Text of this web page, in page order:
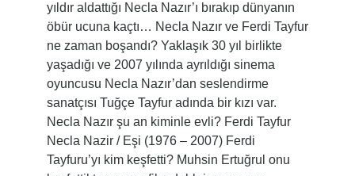
yıldır aldattığı Necla Nazır’ı bırakıp dünyanın
öbür ucuna kaçtı… Necla Nazır ve Ferdi Tayfur
ne zaman boşandı? Yaklaşık 30 yıl birlikte
yaşadığı ve 2007 yılında ayrıldığı sinema
oyuncusu Necla Nazır’dan seslendirme
sanatçısı Tuğçe Tayfur adında bir kızı var.
Necla Nazır şu an kiminle evli? Ferdi Tayfur
Necla Nazir / Eşi (1976 – 2007) Ferdi
Tayfuru’yı kim keşfetti? Muhsin Ertuğrul onu